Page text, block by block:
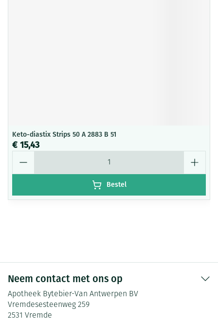
Keto-diastix Strips 50 A 2883 B 51
€ 15,43
Bestel
Neem contact met ons op
Apotheek Bytebier-Van Antwerpen BV
Vremdesesteenweg 259
2531 Vremde